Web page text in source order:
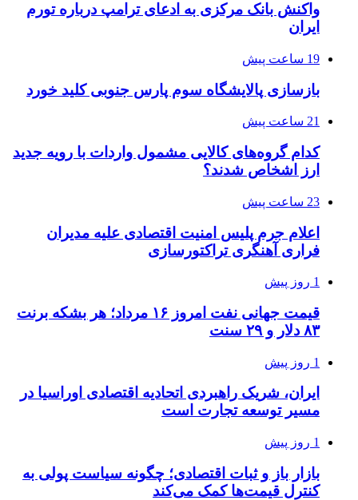
واکنش بانک مرکزی به ادعای ترامپ درباره تورم
ایران
19 ساعت پیش
بازسازی پالایشگاه سوم پارس جنوبی کلید خورد
21 ساعت پیش
کدام گروه‌های کالایی مشمول واردات با رویه جدید
ارز اشخاص شدند؟
23 ساعت پیش
اعلام جرم پلیس امنیت اقتصادی علیه مدیران
فراری آهنگری تراکتورسازی
1 روز پیش
قیمت جهانی نفت امروز ۱۶ مرداد؛ هر بشکه برنت
۸۳ دلار و ۲۹ سنت
1 روز پیش
ایران، شریک راهبردی اتحادیه اقتصادی اوراسیا در
مسیر توسعه تجارت است
1 روز پیش
بازار باز و ثبات اقتصادی؛ چگونه سیاست پولی به
کنترل قیمت‌ها کمک می‌کند